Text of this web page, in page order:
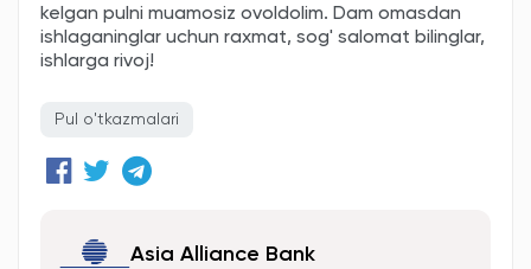
kelgan pulni muamosiz ovoldolim. Dam omasdan
ishlaganinglar uchun raxmat, sog' salomat bilinglar,
ishlarga rivoj!
Pul o'tkazmalari
Asia Alliance Bank